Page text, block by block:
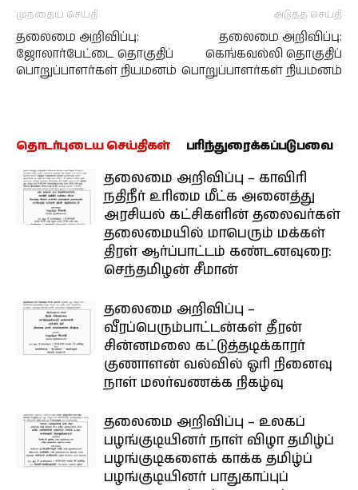
முந்தைய செய்தி
தலைமை அறிவிப்பு:
ஜோலார்பேட்டை தொகுதிப்
பொறுப்பாளர்கள் நியமனம்
அடுத்த செய்தி
தலைமை அறிவிப்பு:
கெங்கவல்லி தொகுதிப்
பொறுப்பாளர்கள் நியமனம்
தொடர்புடைய செய்திகள் பரிந்துரைக்கப்படுபவை
தலைமை அறிவிப்பு – காவிரி
நதிநீர் உரிமை மீட்க அனைத்து
அரசியல் கட்சிகளின் தலைவர்கள்
தலைமையில் மாபெரும் மக்கள்
திரள் ஆர்ப்பாட்டம் கண்டனவுரை:
செந்தமிழன் சீமான்
தலைமை அறிவிப்பு –
வீரப்பெரும்பாட்டன்கள் தீரன்
சின்னமலை கட்டுத்தடிக்காரர்
குணாளன் வல்வில் ஓரி நினைவு
நாள் மலர்வணக்க நிகழ்வு
தலைமை அறிவிப்பு – உலகப்
பழங்குடியினர் நாள் விழா தமிழ்ப்
பழங்குடிகளைக் காக்க தமிழ்ப்
பழங்குடியினர் பாதுகாப்புப்